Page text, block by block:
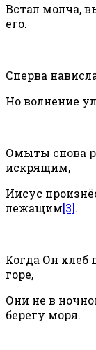
Встал молча,
его.
Сперва
Но волнение
Омыты снова
искрящим,
Иисус
лежащим[3].
Когда Он хлеб
горе,
Они не в
берегу моря.